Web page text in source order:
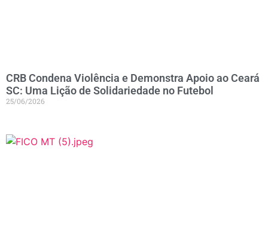
CRB Condena Violência e Demonstra Apoio ao Ceará
SC: Uma Lição de Solidariedade no Futebol
25/06/2026